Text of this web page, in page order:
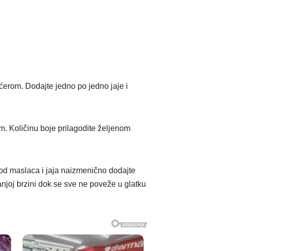
Dodajte jedno po jedno jaje i
Količinu boje prilagodite željenom
maslaca i jaja naizmenično dodajte
brzini dok se sve ne poveže u glatku